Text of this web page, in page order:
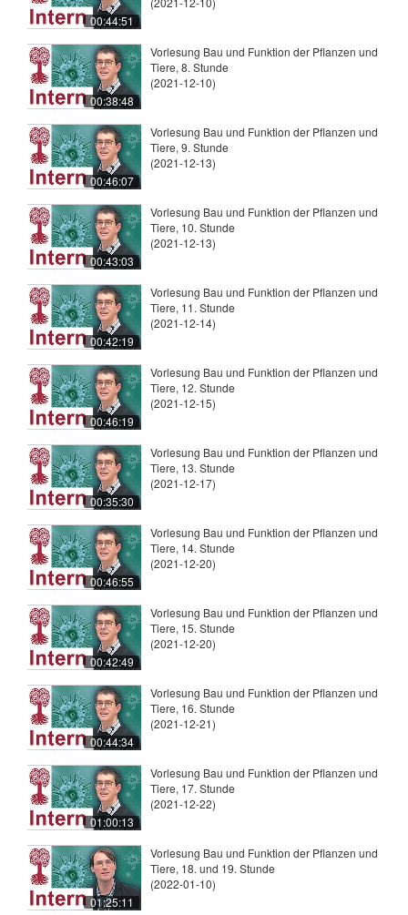
00:44:51
00:38:48
Vorlesung Bau und Funktion der Pflanzen und
Tiere, 8. Stunde
(2021-12-10)
00:46:07
Vorlesung Bau und Funktion der Pflanzen und
Tiere, 9. Stunde
(2021-12-13)
00:43:03
Vorlesung Bau und Funktion der Pflanzen und
Tiere, 10. Stunde
(2021-12-13)
00:42:19
Vorlesung Bau und Funktion der Pflanzen und
Tiere, 11. Stunde
(2021-12-14)
00:46:19
Vorlesung Bau und Funktion der Pflanzen und
Tiere, 12. Stunde
(2021-12-15)
00:35:30
Vorlesung Bau und Funktion der Pflanzen und
Tiere, 13. Stunde
(2021-12-17)
00:46:55
Vorlesung Bau und Funktion der Pflanzen und
Tiere, 14. Stunde
(2021-12-20)
00:42:49
Vorlesung Bau und Funktion der Pflanzen und
Tiere, 15. Stunde
(2021-12-20)
00:44:34
Vorlesung Bau und Funktion der Pflanzen und
Tiere, 16. Stunde
(2021-12-21)
01:00:13
Vorlesung Bau und Funktion der Pflanzen und
Tiere, 17. Stunde
(2021-12-22)
01:25:11
Vorlesung Bau und Funktion der Pflanzen und
Tiere, 18. und 19. Stunde
(2022-01-10)